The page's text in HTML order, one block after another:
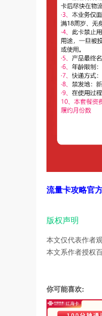
流量卡攻略官
版权声明
本文仅代表作者
本文系作者授权
你可能喜欢: